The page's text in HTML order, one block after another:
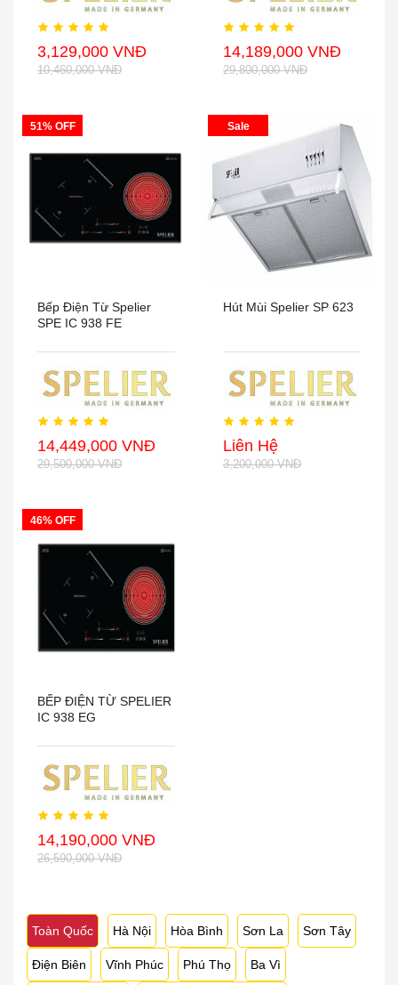
3,129,000 VNĐ
10,460,000 VNĐ
14,189,000 VNĐ
29,800,000 VNĐ
51% OFF
Bếp Điện Từ Spelier
SPE IC 938 FE
14,449,000 VNĐ
29,500,000 VNĐ
Sale
Hút Mùi Spelier SP 623
Liên Hệ
3,200,000 VNĐ
46% OFF
BẾP ĐIỆN TỪ SPELIER
IC 938 EG
14,190,000 VNĐ
26,590,000 VNĐ
Toàn Quốc Hà Nội Hòa Bình Sơn La Sơn Tây
Điện Biên Vĩnh Phúc Phú Thọ Ba Vì